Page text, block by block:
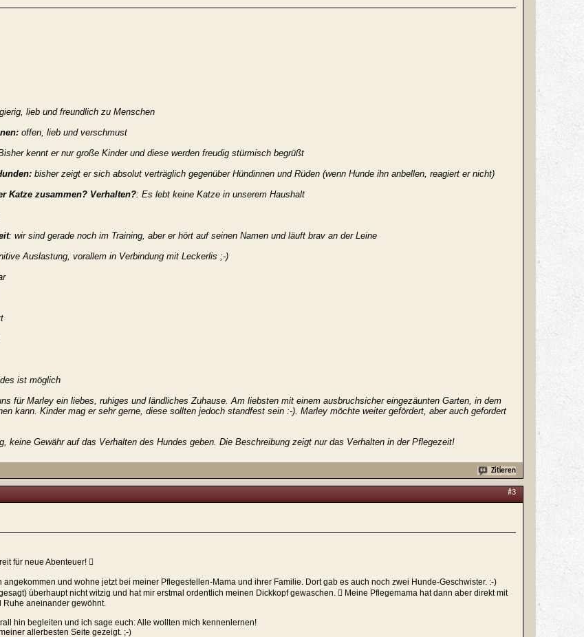
lieb und freundlich zu Menschen
offen, lieb und verschmust
kennt er nur große Kinder und diese werden freudig stürmisch begrüßt
bisher zeigt er sich absolut verträglich gegenüber Hündinnen und Rüden (wenn Hunde ihn anbellen, reagiert er nicht)
Katze zusammen? Verhalten?: Es lebt keine Katze in unserem Haushalt
: wir sind gerade noch im Training, aber er hört auf seinen Namen und läuft brav an der Leine
Auslastung, vorallem in Verbindung mit Leckerlis ;-)
ist möglich
für Marley ein liebes, ruhiges und ländliches Zuhause. Am liebsten mit einem ausbruchsicher eingezäunten Garten, in dem
kann. Kinder mag er sehr gerne, diese sollten jedoch standfest sein :-). Marley möchte weiter gefördert, aber auch gefordert
keine Gewähr auf das Verhalten des Hundes geben. Die Beschreibung zeigt nur das Verhalten in der Pflegezeit!
Zitieren
#3
für neue Abenteuer! 
und wohne jetzt bei meiner Pflegestellen-Mama und ihrer Familie. Dort gab es auch noch zwei Hunde-Geschwister. :-)
überhaupt nicht witzig und hat mir erstmal ordentlich meinen Dickkopf gewaschen.  Meine Pflegemama hat dann aber direkt mit
Ruhe aneinander gewöhnt.
hin begleiten und ich sage euch: Alle wollten mich kennenlernen!
allerbesten Seite gezeigt. ;-)